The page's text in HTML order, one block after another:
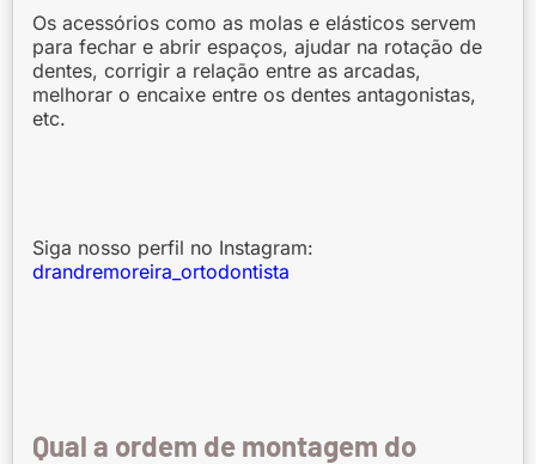
Os acessórios como as molas e elásticos servem
para fechar e abrir espaços, ajudar na rotação de
dentes, corrigir a relação entre as arcadas,
melhorar o encaixe entre os dentes antagonistas,
etc.
Siga nosso perfil no Instagram:
drandremoreira_ortodontista
Qual a ordem de montagem do